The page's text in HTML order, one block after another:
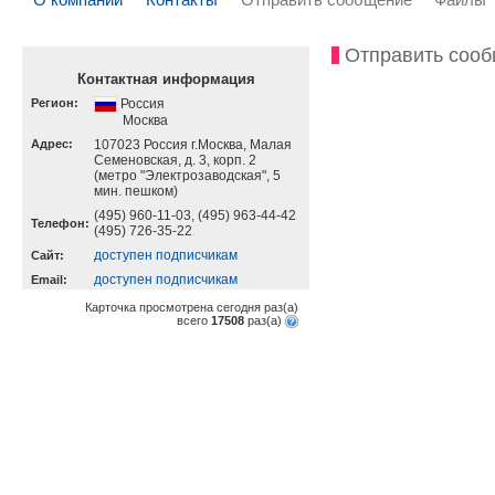
Контактная информация
Регион:
Россия
Москва
Адрес:
107023 Россия г.Москва, Малая
Семеновская, д. 3, корп. 2
(метро "Электрозаводская", 5
мин. пешком)
Телефон: (495) 960-11-03, (495) 963-44-42
(495) 726-35-22
Cайт: доступен подписчикам
Email: доступен подписчикам
Карточка просмотрена сегодня раз(a)
всего 17508 раз(a)
Отправить